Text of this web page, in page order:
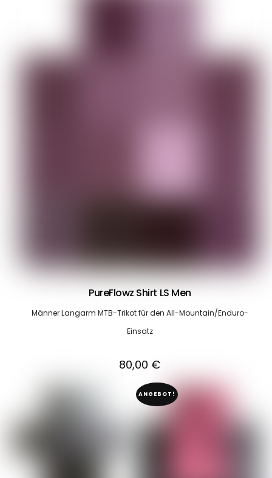
PureFlowz Shirt LS Men
Männer Langarm MTB-Trikot für den All-Mountain/Enduro-
Einsatz
80,00 €
ANGEBOT!